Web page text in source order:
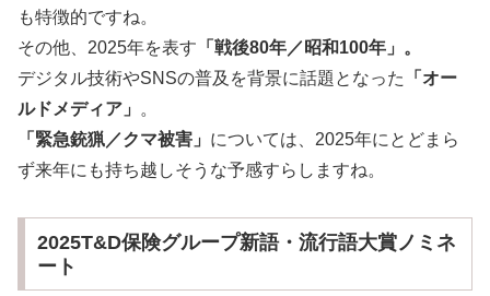
も特徴的ですね。
その他、2025年を表す 「戦後80年／昭和100年」。
デジタル技術やSNSの普及を背景に話題となった
「オー
ルドメディア」
。
「緊急銃猟／クマ被害」 については、2025年にとどまら
ず来年にも持ち越しそうな予感すらしますね。
2025T&D保険グループ新語・流行語大賞ノミネ
ート